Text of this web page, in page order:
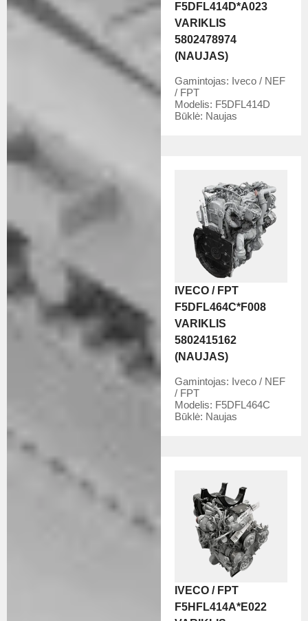
F5DFL414D*A023
VARIKLIS
5802478974
(NAUJAS)
Gamintojas: Iveco / NEF
/ FPT
Modelis: F5DFL414D
Būklė: Naujas
IVECO / FPT
F5DFL464C*F008
VARIKLIS
5802415162
(NAUJAS)
Gamintojas: Iveco / NEF
/ FPT
Modelis: F5DFL464C
Būklė: Naujas
IVECO / FPT
F5HFL414A*E022